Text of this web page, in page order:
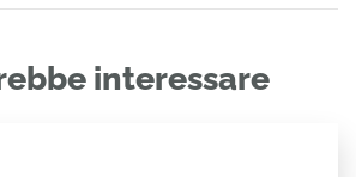
interessare